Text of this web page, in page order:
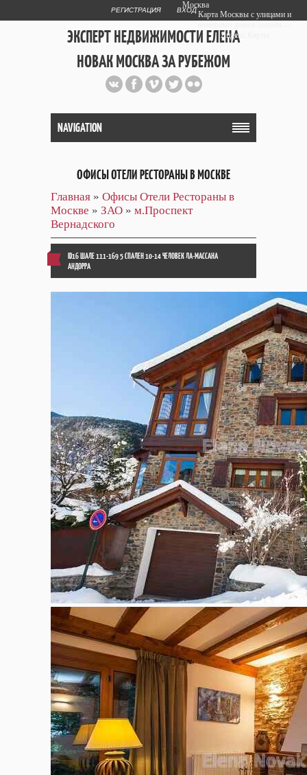
РЕГИСТРАЦИЯ ВХОД
ЭКСПЕРТ НЕДВИЖИМОСТИ ЕЛЕНА
НОВАК МОСКВА ЗА РУБЕЖОМ
Публичный сайт эксперта автора
web дизайнера+7 903 708 1884
NAVIGATION
ОФИСЫ ОТЕЛИ РЕСТОРАНЫ В МОСКВЕ
Главная » Офисы Отели Рестораны в
Москве » ЗАО » м.Проспект
Вернадского
ID16 ШАЛЕ 111-169 5 СПАЛЕН 10-14 ЧЕЛОВЕК ЛА-МАССАНА
АНДОРРА
Москва
Карта Москвы с улицами и
Яндекс.Карты